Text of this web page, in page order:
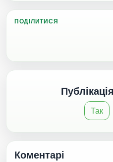
ПОДІЛИТИСЯ
Так
Коментарі